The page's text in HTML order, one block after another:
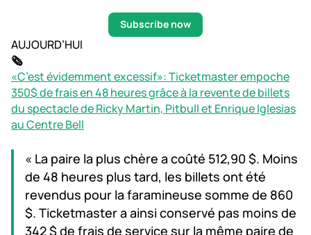
Subscribe now
AUJOURD’HUI
🗞️
«C’est évidemment excessif»: Ticketmaster empoche
350$ de frais en 48 heures grâce à la revente de billets
du spectacle de Ricky Martin, Pitbull et Enrique Iglesias
au Centre Bell
« La paire la plus chère a coûté 512,90 $. Moins
de 48 heures plus tard, les billets ont été
revendus pour la faramineuse somme de 860
$. Ticketmaster a ainsi conservé pas moins de
342 $ de frais de service sur la même paire de